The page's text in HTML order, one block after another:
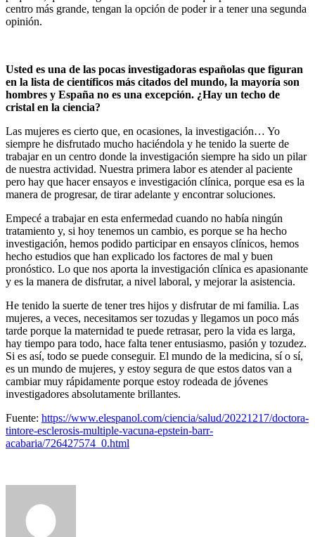
centro más grande, tengan la opción de poder ir a tener una segunda
opinión.
Usted es una de las pocas investigadoras españolas que figuran
en la lista de científicos más citados del mundo, la mayoría son
hombres y España no es una excepción. ¿Hay un techo de
cristal en la ciencia?
Las mujeres es cierto que, en ocasiones, la investigación… Yo
siempre he disfrutado mucho haciéndola y he tenido la suerte de
trabajar en un centro donde la investigación siempre ha sido un pilar
de nuestra actividad. Nuestra primera labor es atender al paciente
pero hay que hacer ensayos e investigación clínica, porque esa es la
manera de progresar, de tirar adelante y encontrar soluciones.
Empecé a trabajar en esta enfermedad cuando no había ningún
tratamiento y, si hoy tenemos un cambio, es porque se ha hecho
investigación, hemos podido participar en ensayos clínicos, hemos
hecho estudios que han explicado los factores de mal y buen
pronóstico. Lo que nos aporta la investigación clínica es apasionante
y es la manera de disfrutar, a nivel laboral, y mejorar la asistencia.
He tenido la suerte de tener tres hijos y disfrutar de mi familia. Las
mujeres, a veces, necesitamos ser tozudas y llegamos un poco más
tarde porque la maternidad te puede retrasar, pero la vida es larga,
hay tiempo para todo, hace falta tener entusiasmo, pasión y tozudez.
Si es así, todo se puede conseguir. El mundo de la medicina, sí o sí,
es un mundo de mujeres, y estoy segura de que estos datos van a
cambiar muy rápidamente porque estoy rodeada de jóvenes
investigadores absolutamente brillantes.
Fuente: https://www.elespanol.com/ciencia/salud/20221217/doctora-
tintore-esclerosis-multiple-vacuna-epstein-barr-
acabaria/726427574_0.html